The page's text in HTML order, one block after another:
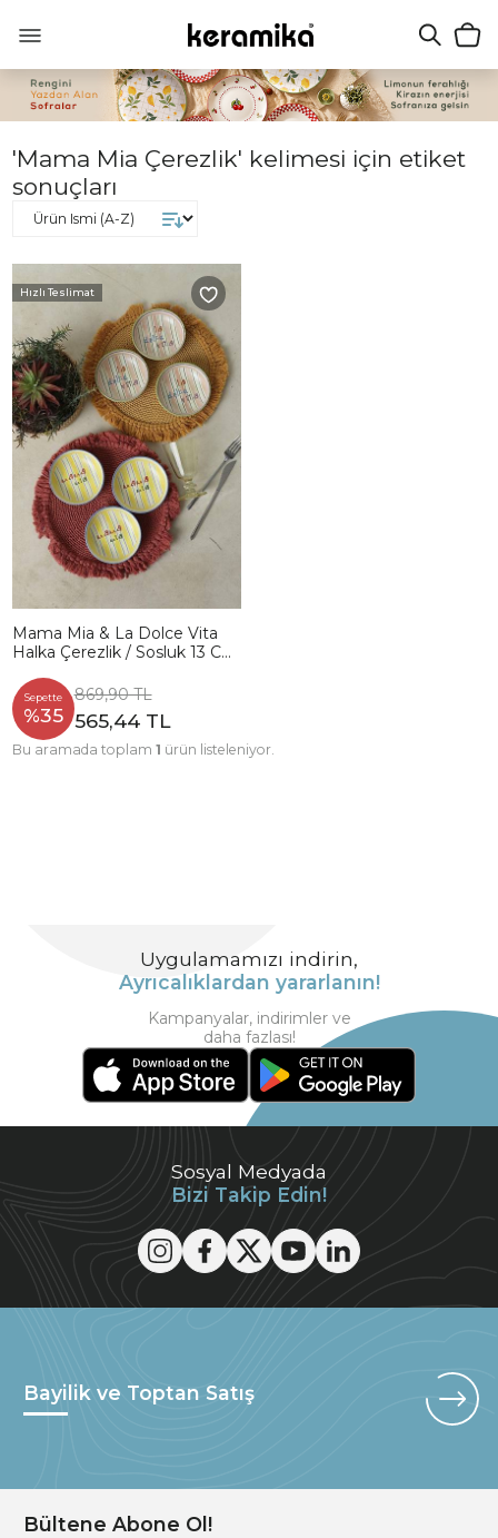
'Mama Mia Çerezlik' kelimesi için etiket
sonuçları
Hızlı Teslimat
Mama Mia & La Dolce Vita
Halka Çerezlik / Sosluk 13 Cm
Sepette
%35
869,90 TL
565,44 TL
Bu aramada toplam 1 ürün listeleniyor.
Sosyal Medyada
Bizi Takip Edin!
Uygulamamızı indirin,
Ayrıcalıklardan yararlanın!
Kampanyalar, indirimler ve
daha fazlası!
Bayilik ve Toptan Satış
Bültene Abone Ol!